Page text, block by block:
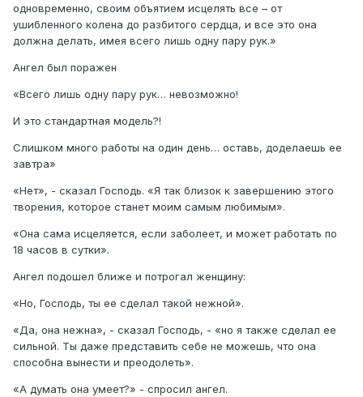
одновременно, своим объятием исцелять все – от
ушибленного колена до разбитого сердца, и все это она
должна делать, имея всего лишь одну пару рук.»
Ангел был поражен
«Всего лишь одну пару рук… невозможно!
И это стандартная модель?!
Слишком много работы на один день… оставь, доделаешь ее
завтра»
«Нет», - сказал Господь. «Я так близок к завершению этого
творения, которое станет моим самым любимым».
«Она сама исцеляется, если заболеет, и может работать по
18 часов в сутки».
Ангел подошел ближе и потрогал женщину:
«Но, Господь, ты ее сделал такой нежной».
«Да, она нежна», - сказал Господь, - «но я также сделал ее
сильной. Ты даже представить себе не можешь, что она
способна вынести и преодолеть».
«А думать она умеет?» - спросил ангел.